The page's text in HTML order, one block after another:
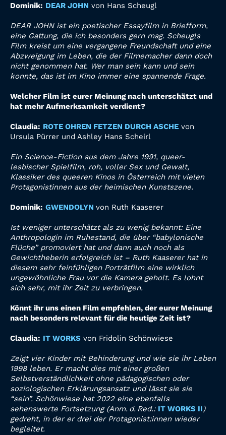
Dominik: DEAR JOHN von Hans Scheugl
DEAR JOHN ist ein poetischer Essayfilm in Briefform,
eine Gattung, die ich besonders gern mag. Scheugls
Film kreist um eine vergangene Freundschaft und eine
Abzweigung im Leben, die der Filmemacher dann doch
nicht genommen hat. Wer man sein kann und sein
konnte, das ist im Kino immer eine spannende Frage.
Welcher Film ist eurer Meinung nach unterschätzt und
hat mehr Aufmerksamkeit verdient?
Claudia: ROTE OHREN FETZEN DURCH ASCHE von
Ursula Pürrer und Ashley Hans Scheirl
Ein Science-Fiction aus dem Jahre 1991, queer-
lesbischer Spielfilm, roh, voller Sex und Gewalt,
Klassiker des queeren Kinos in Österreich mit vielen
Protagonistinnen aus der heimischen Kunstszene.
Dominik: GWENDOLYN von Ruth Kaaserer
Ist weniger unterschätzt als zu wenig bekannt: Eine
Anthropologin im Ruhestand, die über “babylonische
Flüche” promoviert hat und dann auch noch als
Gewichtheberin erfolgreich ist – Ruth Kaaserer hat in
diesem sehr feinfühligen Porträtfilm eine wirklich
ungewöhnliche Frau vor die Kamera geholt. Es lohnt
sich sehr, mit ihr Zeit zu verbringen.
Könnt ihr uns einen Film empfehlen, der eurer Meinung
nach besonders relevant fürdie heutige Zeit ist?
Claudia: IT WORKS von Fridolin Schönwiese
Zeigt vier Kinder mit Behinderung und wie sie ihr Leben
1998 leben. Er macht dies mit einer großen
Selbstverständlichkeit ohne pädagogischen oder
soziologischen Erklärungsansatz und lässt sie sie
“sein”. Schönwiese hat 2022 eine ebenfalls
sehenswerte Fortsetzung (Anm. d. Red.: IT WORKS II)
gedreht, in der er drei der Protagonist:innen wieder
begleitet.